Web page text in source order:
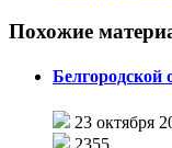
Похожие
Белгородской
23 октября
2355